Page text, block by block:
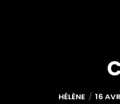
HÉLÈNE 16